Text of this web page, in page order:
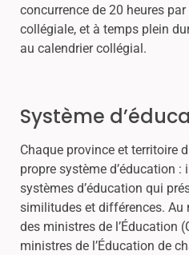
concurrence de 20 heures
collégiale, et à temps plein
au calendrier collégial.
Système
Chaque province et territoire
propre système d’éducation :
systèmes d’éducation qui
similitudes et différences. Au
des ministres de l’Éducation
ministres de l’Éducation de